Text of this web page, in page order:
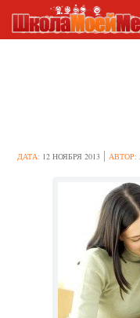
ДАТА: 12 НОЯБРЯ 2013 АВТОР: